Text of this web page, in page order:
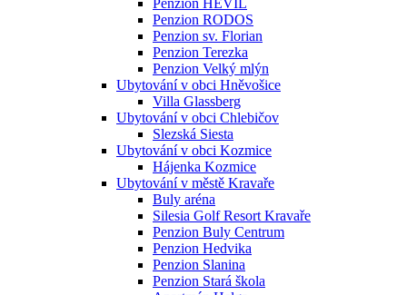
Penzion HEVIL
Penzion RODOS
Penzion sv. Florian
Penzion Terezka
Penzion Velký mlýn
Ubytování v obci Hněvošice
Villa Glassberg
Ubytování v obci Chlebičov
Slezská Siesta
Ubytování v obci Kozmice
Hájenka Kozmice
Ubytování v městě Kravaře
Buly aréna
Silesia Golf Resort Kravaře
Penzion Buly Centrum
Penzion Hedvika
Penzion Slanina
Penzion Stará škola